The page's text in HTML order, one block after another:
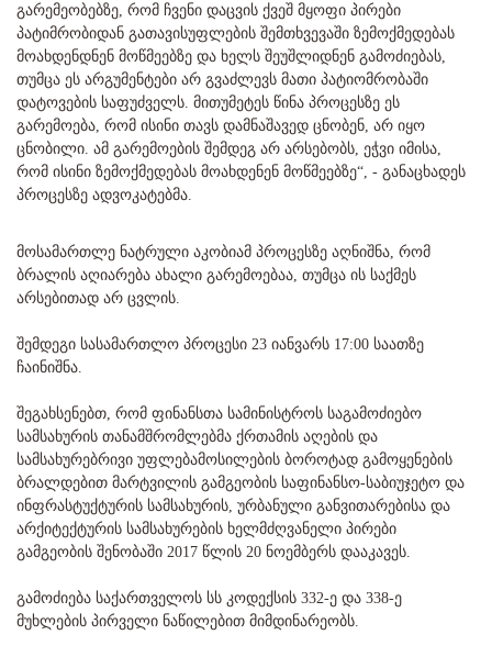
გარემეობებზე, რომ ჩვენი დაცვის ქვეშ მყოფი პირები
პატიმრობიდან გათავისუფლების შემთხვევაში ზემოქმედებას
მოახდენდნენ მოწმეებზე და ხელს შეუშლიდნენ გამოძიებას,
თუმცა ეს არგუმენტები არ გვაძლევს მათი პატიომრობაში
დატოვების საფუძველს. მითუმეტეს წინა პროცესზე ეს
გარემოება, რომ ისინი თავს დამნაშავედ ცნობენ, არ იყო
ცნობილი. ამ გარემოების შემდეგ არ არსებობს, ეჭვი იმისა,
რომ ისინი ზემოქმედებას მოახდენენ მოწმეებზე“, - განაცხადეს
პროცესზე ადვოკატებმა.
მოსამართლე ნატრული აკობიამ პროცესზე აღნიშნა, რომ
ბრალის აღიარება ახალი გარემოებაა, თუმცა ის საქმეს
არსებითად არ ცვლის.
შემდეგი სასამართლო პროცესი 23 იანვარს 17:00 საათზე
ჩაინიშნა.
შეგახსენებთ, რომ ფინანსთა სამინისტროს საგამოძიებო
სამსახურის თანამშრომლებმა ქრთამის აღების და
სამსახურებრივი უფლებამოსილების ბოროტად გამოყენების
ბრალდებით მარტვილის გამგეობის საფინანსო-საბიუჯეტო და
ინფრასტუქტურის სამსახურის, ურბანული განვითარებისა და
არქიტექტურის სამსახურების ხელმძღვანელი პირები
გამგეობის შენობაში 2017 წლის 20 ნოემბერს დააკავეს.
გამოძიება საქართველოს სს კოდექსის 332-ე და 338-ე
მუხლების პირველი ნაწილებით მიმდინარეობს.